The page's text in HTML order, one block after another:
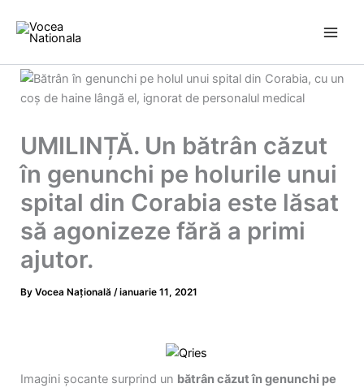
content
UMILINȚĂ. Un bătrân căzut
în genunchi pe holurile unui
spital din Corabia este lăsat
să agonizeze fără a primi
ajutor.
By Vocea Națională /ianuarie 11, 2021
Imagini șocante surprind un bătrân căzut în genunchi pe